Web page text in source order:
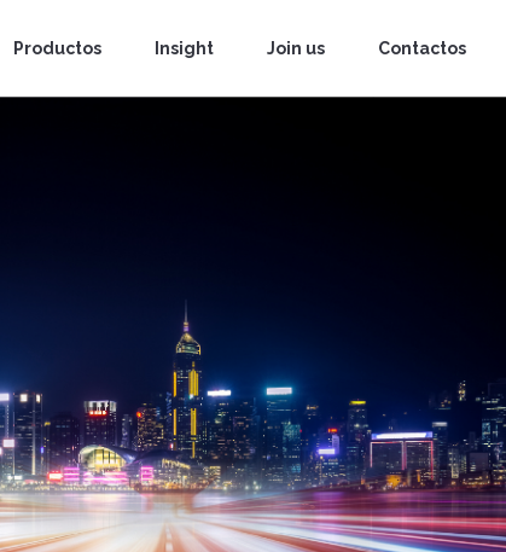
Productos Insight Join us Contactos